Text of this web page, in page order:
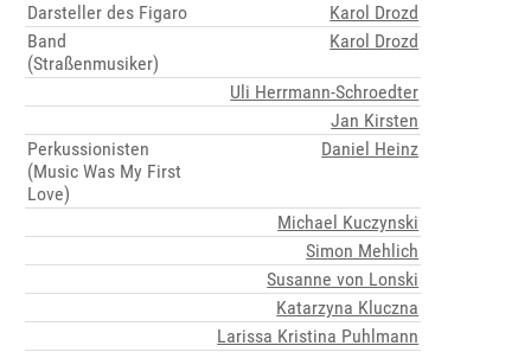
Darsteller des Figaro
Karol Drozd
Band
(Straßenmusiker)
Karol Drozd
Uli Herrmann-Schroedter
Jan Kirsten
Perkussionisten
(Music Was My First
Love)
Daniel Heinz
Michael Kuczynski
Simon Mehlich
Susanne von Lonski
Katarzyna Kluczna
Larissa Kristina Puhlmann